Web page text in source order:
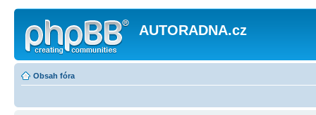
AUTORADNA.cz
Obsah fóra